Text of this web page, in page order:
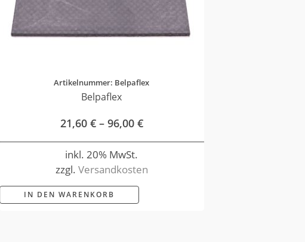
Artikelnummer: Belpaflex
Belpaflex
21,60 €– 96,00 €
inkl. 20% MwSt.
zzgl. Versandkosten
IN DEN WARENKORB